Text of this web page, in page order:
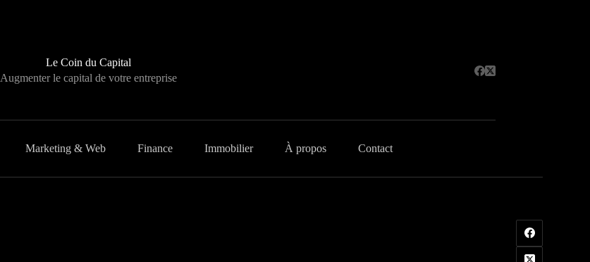
Le Coin du Capital
Augmenter le capital de votre entreprise
Marketing & Web Finance Immobilier À propos Contact